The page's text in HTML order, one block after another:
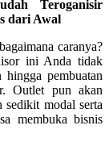
Teroganisir
dari Awal
caranya?
ini Anda tidak
pembuatan
Outlet pun akan
sedikit modal serta
membuka bisnis